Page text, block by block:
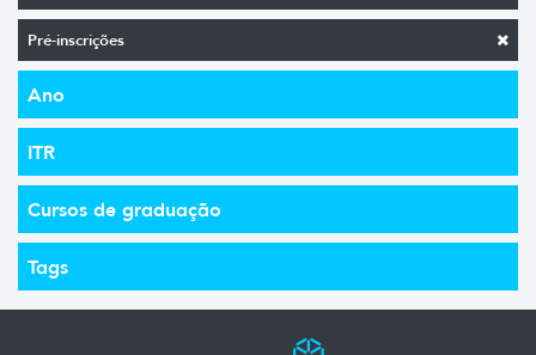
Pré-inscrições
Ano
ITR
Cursos de graduação
Tags